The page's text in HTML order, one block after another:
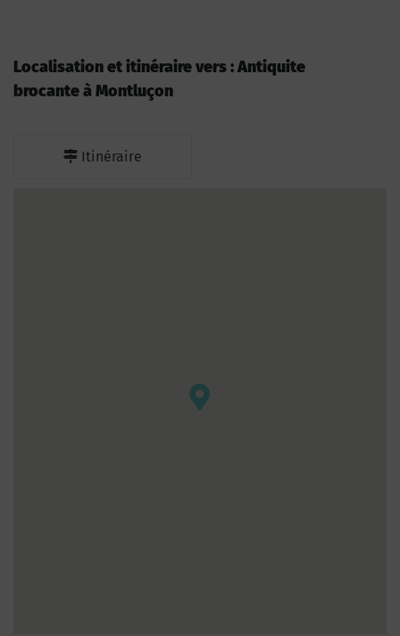
Localisation et itinéraire vers : Antiquite
brocante à Montluçon
Itinéraire